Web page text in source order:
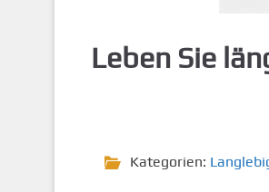
Leben Sie
Kategorien: